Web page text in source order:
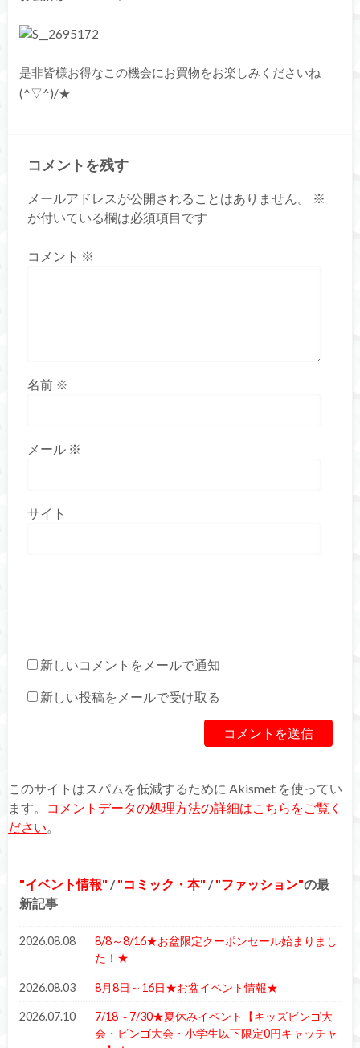
是非皆様お得なこの機会にお買物をお楽しみくださいね
(^▽^)/★
コメントを残す
メールアドレスが公開されることはありません。
※
が付いている欄は必須項目です
コメント ※
名前 ※
メール ※
サイト
新しいコメントをメールで通知
新しい投稿をメールで受け取る
このサイトはスパムを低減するために Akismet を使ってい
ます。
コメントデータの処理方法の詳細はこちらをご覧く
ださい。
イベント情報 / コミック・本 / ファッション の最
新記事
2026.08.08
8/8～8/16★お盆限定クーポンセール始まりまし
た！★
2026.08.03 8月8日～16日★お盆イベント情報★
2026.07.10
7/18～7/30★夏休みイベント【キッズビンゴ大
会・ビンゴ大会・小学生以下限定0円キャッチャ